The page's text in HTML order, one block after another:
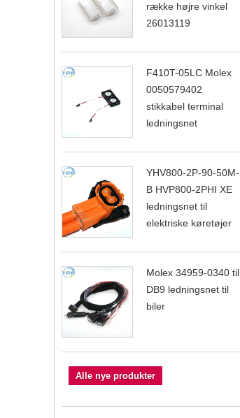
række højre vinkel
26013119
F410T-05LC Molex
0050579402
stikkabel terminal
ledningsnet
YHV800-2P-90-50M-
B HVP800-2PHI XE
ledningsnet til
elektriske køretøjer
Molex 34959-0340 til
DB9 ledningsnet til
biler
Alle nye produkter